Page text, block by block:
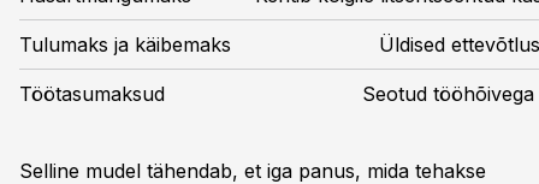
Tulumaks ja käibemaks Üldised
Töötasumaksud Seotud
Selline mudel tähendab, et iga panus, mida tehakse